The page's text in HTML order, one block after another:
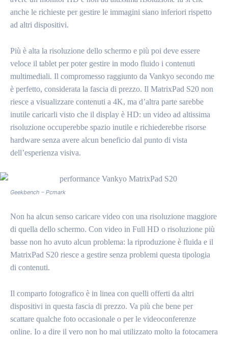
anche le richieste per gestire le immagini siano inferiori rispetto
ad altri dispositivi.
Più è alta la risoluzione dello schermo e più poi deve essere
veloce il tablet per poter gestire in modo fluido i contenuti
multimediali. Il compromesso raggiunto da Vankyo secondo me
è perfetto, considerata la fascia di prezzo. Il MatrixPad S20 non
riesce a visualizzare contenuti a 4K, ma d’altra parte sarebbe
inutile caricarli visto che il display è HD: un video ad altissima
risoluzione occuperebbe spazio inutile e richiederebbe risorse
hardware senza avere alcun beneficio dal punto di vista
dell’esperienza visiva.
Geekbench – Pcmark
Non ha alcun senso caricare video con una risoluzione maggiore
di quella dello schermo. Con video in Full HD o risoluzione più
basse non ho avuto alcun problema: la riproduzione è fluida e il
MatrixPad S20 riesce a gestire senza problemi questa tipologia
di contenuti.
Il comparto fotografico è in linea con quelli offerti da altri
dispositivi in questa fascia di prezzo. Va più che bene per
scattare qualche foto occasionale o per le videoconferenze
online. Io a dire il vero non ho mai utilizzato molto la fotocamera